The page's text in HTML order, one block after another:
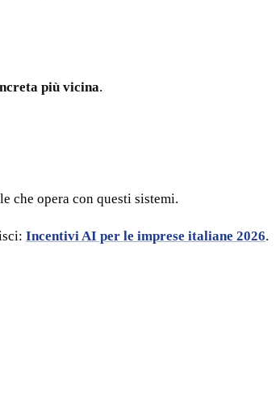
più vicina.
che opera con questi sistemi.
Incentivi AI per le imprese italiane 2026.